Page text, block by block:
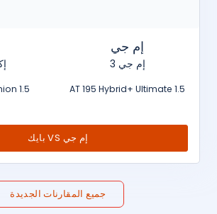
إم جي
إم جي 3
1.5 AT 195 Hybrid+ Ultimate
1.5 l 147 AT Fashion
إم جي VS بايك
جميع المقارنات الجديدة